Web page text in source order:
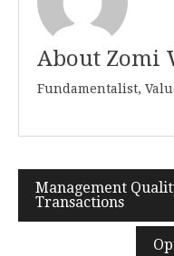
About Zomi
Fundamentalist,
Post
navigation
Management
Transactions